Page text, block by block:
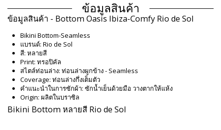
ข้อมูลสินค้า
ข้อมูลสินค้า - Bottom Oasis Ibiza-Comfy Rio de Sol
Bikini Bottom-Seamless
แบรนด์: Rio de Sol
สี: หลายสี
Print: ทรอปิคัล
สไตล์ท่อนล่าง: ท่อนล่างผูกข้าง - Seamless
Coverage: ท่อนล่างกึ่งเต็มตัว
คำแนะนำในการซักผ้า: ซักน้ำเย็นด้วยมือ วางตากให้แห้ง
Origin: ผลิตในบราซิล
Bikini Bottom หลายสี Rio de Sol